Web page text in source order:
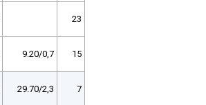
23
9.20/0,7 15
29.70/2,3 7